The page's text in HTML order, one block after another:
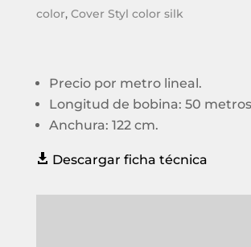
color, Cover Styl color silk
Precio por metro lineal.
Longitud de bobina: 50
Anchura: 122 cm.
 Descargar ficha técnica